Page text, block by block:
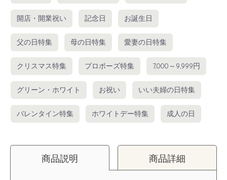
開店・開業祝い 記念日 お誕生日
父の日特集 母の日特集 愛妻の日特集
クリスマス特集 プロポーズ特集 7,000～9,999円
グリーン・ホワイト お祝い いい夫婦の日特集
バレンタイン特集 ホワイトデー特集 成人の日
商品説明 商品詳細